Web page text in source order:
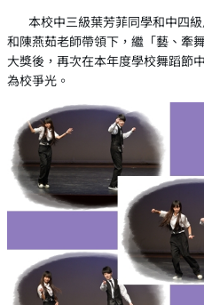
本校中三級葉芳菲同學和中四級
和陳燕茹老師帶領下，繼「藝、牽
大獎後，再次在本年度學校舞蹈節
為校爭光。